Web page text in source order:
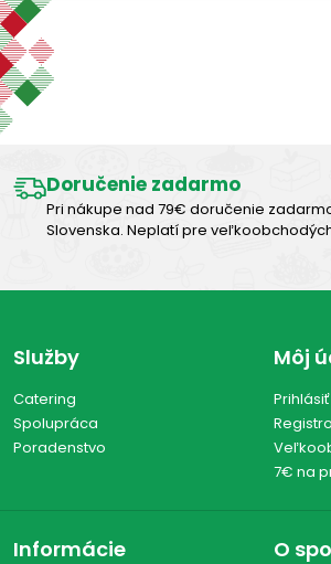
Doručenie zadarmo
Pri nákupe nad 79€ doručenie
Slovenska. Neplatí pre
Služby
Catering
Spolupráca
Poradenstvo
Môj
7€ na
Informácie O